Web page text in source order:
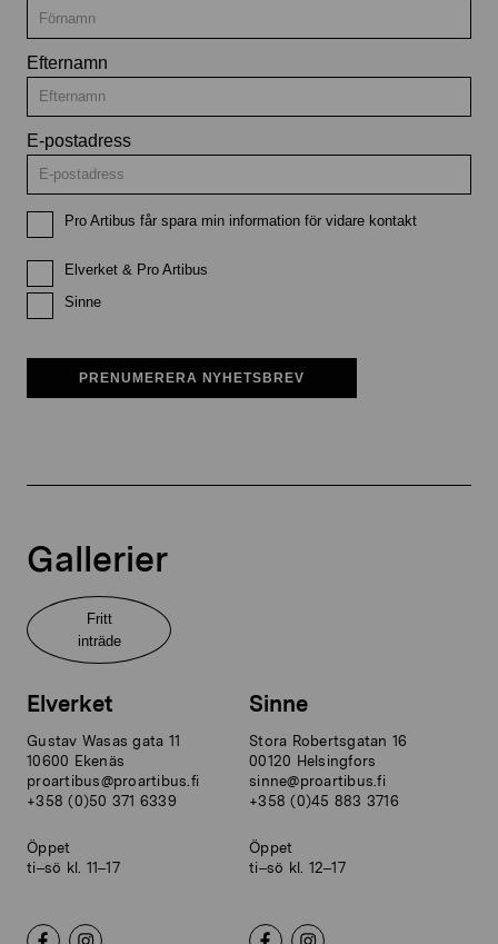
Efternamn
E-postadress
Pro Artibus får spara min information för vidare kontakt
Elverket & Pro Artibus
Sinne
PRENUMERERA NYHETSBREV
Gallerier
Fritt
inträde
Elverket
Gustav Wasas gata 11
10600 Ekenäs
proartibus@proartibus.fi
+358 (0)50 371 6339
Öppet
ti–sö kl. 11–17
Sinne
Stora Robertsgatan 16
00120 Helsingfors
sinne@proartibus.fi
+358 (0)45 883 3716
Öppet
ti–sö kl. 12–17